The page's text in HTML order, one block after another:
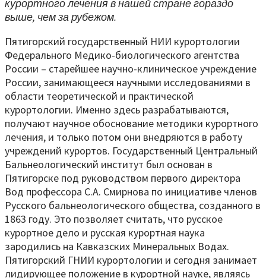
курортного лечения в нашей стране гораздо
выше, чем за рубежом.
Пятигорский государственный НИИ курортологии
Федерального Медико-биологического агентства
России – старейшее научно-клиническое учреждение
России, занимающееся научными исследованиями в
области теоретической и практической
курортологии. Именно здесь разрабатываются,
получают научное обоснование методики курортного
лечения, и только потом они внедряются в работу
учреждений курортов. Государственный Центральный
Бальнеологический институт был основан в
Пятигорске под руководством первого директора
Вод профессора С.А. Смирнова по инициативе членов
Русского бальнеологического общества, созданного в
1863 году. Это позволяет считать, что русское
курортное дело и русская курортная наука
зародились на Кавказских Минеральных Водах.
Пятигорский ГНИИ курортологии и сегодня занимает
лидирующее положение в курортной науке, являясь